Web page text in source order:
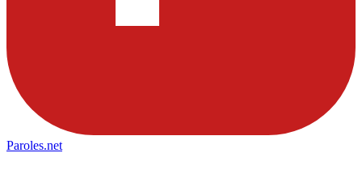
Paroles.net